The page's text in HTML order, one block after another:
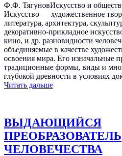
Ф.Ф. ТягуновИскусство и
Искусство — художественное
литература, архитектура,
декоративно-прикладное
кино, и др. разновидности
объединяемые в качестве
освоения мира. Его изначальные
традиционные формы, виды и
глубокой древности в условиях
Читать дальше
ВЫДАЮЩИЙСЯ
ПРЕОБРАЗОВАТЕЛЬ
ЧЕЛОВЕЧЕСТВА